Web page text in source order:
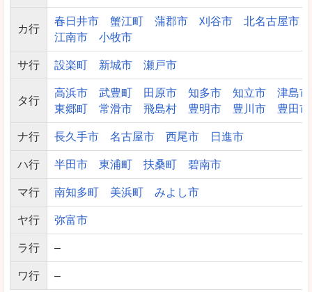
カ行
春日井市 蟹江町 蒲郡市 刈谷市 北名古屋市
江南市
小牧市
サ行 設楽町 新城市 瀬戸市
タ行
高浜市 武豊町 田原市 知多市 知立市
津島市
東郷町
常滑市 飛島村 豊明市 豊川市 豊田市
ナ行 長久手市 名古屋市 西尾市 日進市
ハ行 半田市 東浦町 扶桑町 碧南市
マ行 南知多町 美浜町 みよし市
ヤ行 弥富市
ラ行 –
ワ行 –